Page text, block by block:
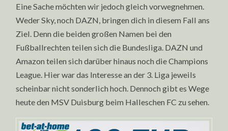
Eine Sache möchten wir jedoch gleich vorwegnehmen.
Weder Sky, noch DAZN, bringen dich in diesem Fall ans
Ziel. Denn die beiden großen Namen bei den
Fußballrechten teilen sich die Bundesliga. DAZN und
Amazon teilen sich darüber hinaus noch die Champions
League. Hier war das Interesse an der 3. Liga jeweils
scheinbar nicht sonderlich hoch. Dennoch gibt es Wege
heute den MSV Duisburg beim Halleschen FC zu sehen.